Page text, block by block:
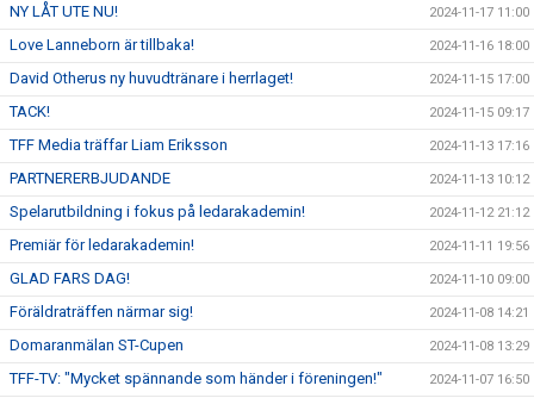
NY LÅT UTE NU! 2024-11-17 11:00
Love Lanneborn är tillbaka! 2024-11-16 18:00
David Otherus ny huvudtränare i herrlaget! 2024-11-15 17:00
TACK! 2024-11-15 09:17
TFF Media träffar Liam Eriksson 2024-11-13 17:16
PARTNERERBJUDANDE 2024-11-13 10:12
Spelarutbildning i fokus på ledarakademin! 2024-11-12 21:12
Premiär för ledarakademin! 2024-11-11 19:56
GLAD FARS DAG! 2024-11-10 09:00
Föräldraträffen närmar sig! 2024-11-08 14:21
Domaranmälan ST-Cupen 2024-11-08 13:29
TFF-TV: "Mycket spännande som händer i föreningen!" 2024-11-07 16:50